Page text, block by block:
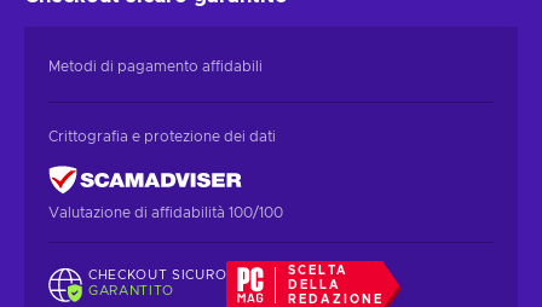
Metodi di pagamento affidabili
Crittografia e protezione dei dati
Valutazione di affidabilità 100/100
CHECKOUT SICURO
GARANTITO
SCELTA
DELLA
REDAZIONE